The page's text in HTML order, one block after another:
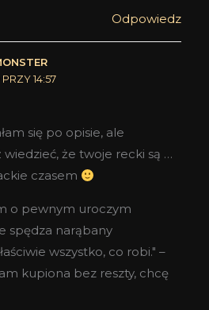
Odpowiedz
14:57
się po opisie, ale
że twoje recki są …
czasem
o pewnym uroczym
spędza narąbany
wszystko, co robi." –
kupiona bez reszty, chcę